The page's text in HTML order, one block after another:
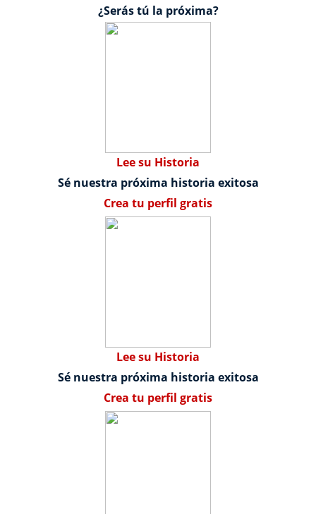
¿Serás tú la próxima?
Lee su Historia
Sé nuestra próxima historia exitosa
Crea tu perfil gratis
Lee su Historia
Sé nuestra próxima historia exitosa
Crea tu perfil gratis